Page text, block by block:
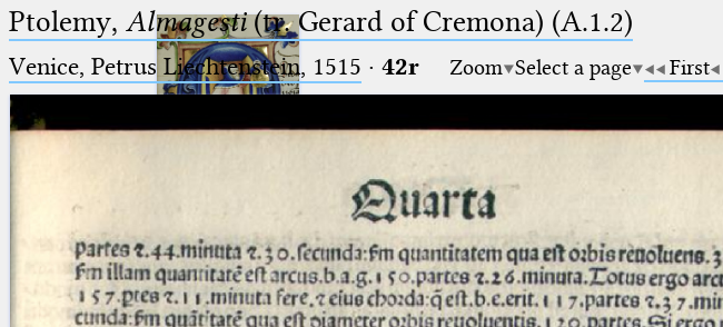
Arabus et Latinus
🔎︎
Ptolemy, Almagesti(tr. Gerard of Cremona) (A.1.2)
Venice, Petrus Liechtenstein, 1515 · 42r Zoom Select a page First